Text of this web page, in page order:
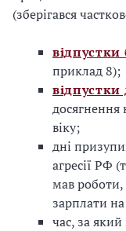
(зберігався
приклад 8);
досягнення
віку;
дні
агресії РФ
мав
зарплати на
час, за який